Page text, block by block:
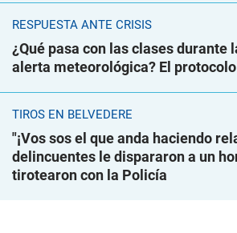
RESPUESTA ANTE CRISIS
¿Qué pasa con las clases durante
alerta meteorológica? El protocolo
TIROS EN BELVEDERE
"¡Vos sos el que anda haciendo
delincuentes le dispararon a un
tirotearon con la Policía